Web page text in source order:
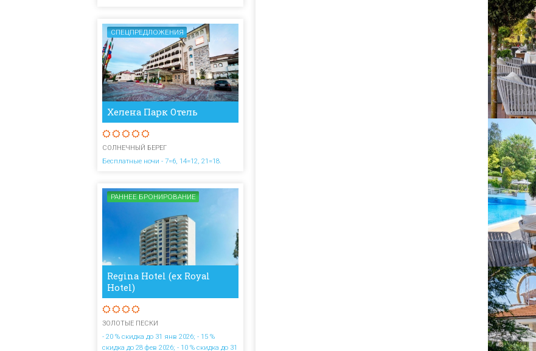
СПЕЦПРЕДЛОЖЕНИЯ
Хелена Парк Отель
СОЛНЕЧНЫЙ БЕРЕГ
Бесплатные ночи - 7=6, 14=12, 21=18.
РАННЕЕ БРОНИРОВАНИЕ
Regina Hotel (ex Royal
Hotel)
ЗОЛОТЫЕ ПЕСКИ
- 20 % скидка до 31 янв 2026; - 15 %
скидка до 28 фев 2026; - 10 % скидка до 31